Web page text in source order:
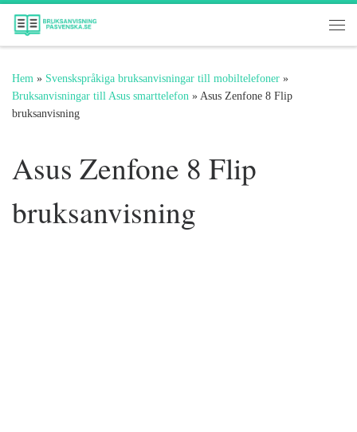
Hoppa till innehåll
Hem » Svenskspråkiga bruksanvisningar till mobiltelefoner »
Bruksanvisningar till Asus smarttelefon »Asus Zenfone 8 Flip
bruksanvisning
Asus Zenfone 8 Flip
bruksanvisning